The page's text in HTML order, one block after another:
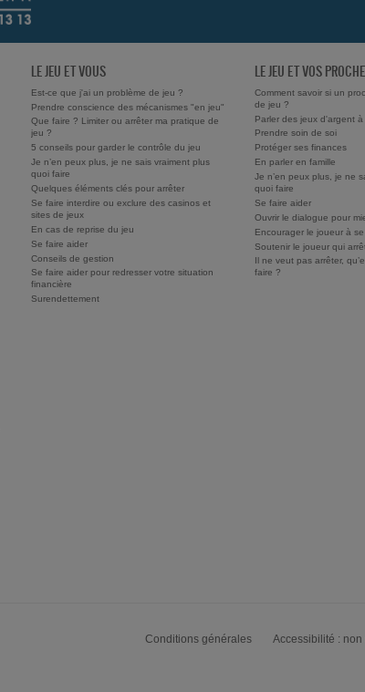
LE JEU ET VOUS
Est-ce que j'ai un problème de jeu ?
Prendre conscience des mécanismes "en jeu"
Que faire ? Limiter ou arrêter ma pratique de
jeu ?
5 conseils pour garder le contrôle du jeu
Je n’en peux plus, je ne sais vraiment plus
quoi faire
Quelques éléments clés pour arrêter
Se faire interdire ou exclure des casinos et
sites de jeux
En cas de reprise du jeu
Se faire aider
Conseils de gestion
Se faire aider pour redresser votre situation
financière
Surendettement
LE JEU ET VOS
Comment savoir si un
de jeu ?
Parler des jeux d'argent
Prendre soin de soi
Protéger ses finances
En parler en famille
Je n’en peux plus, je ne
quoi faire
Se faire aider
Ouvrir le dialogue pour
Encourager le joueur à
Soutenir le joueur qui
Il ne veut pas arrêter,
faire ?
Conditions générales Accessibilité : non